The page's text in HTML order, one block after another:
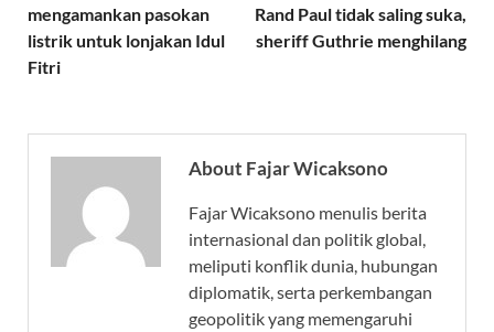
mengamankan pasokan
listrik untuk lonjakan Idul
Fitri
Rand Paul tidak saling suka,
sheriff Guthrie menghilang
About Fajar Wicaksono
Fajar Wicaksono menulis berita
internasional dan politik global,
meliputi konflik dunia, hubungan
diplomatik, serta perkembangan
geopolitik yang memengaruhi